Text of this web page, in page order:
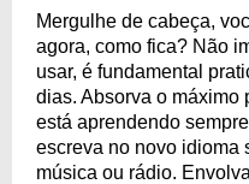
Mergulhe de cabeça,
agora, como fica? Não
usar, é fundamental
dias. Absorva o máximo
está aprendendo
escreva no novo idioma
música ou rádio.